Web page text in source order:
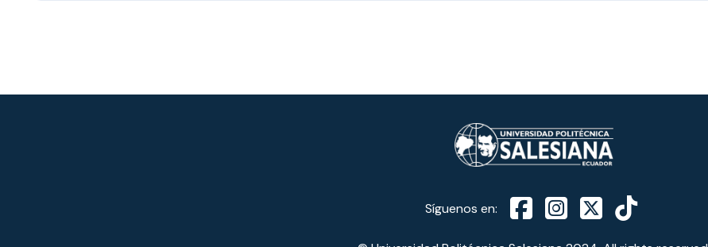
Síguenos en: